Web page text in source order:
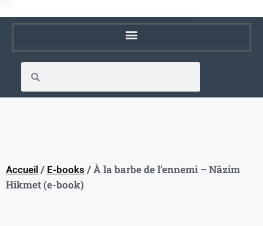
Accueil / E-books / À la barbe de l’ennemi – Nâzim
Hikmet (e-book)